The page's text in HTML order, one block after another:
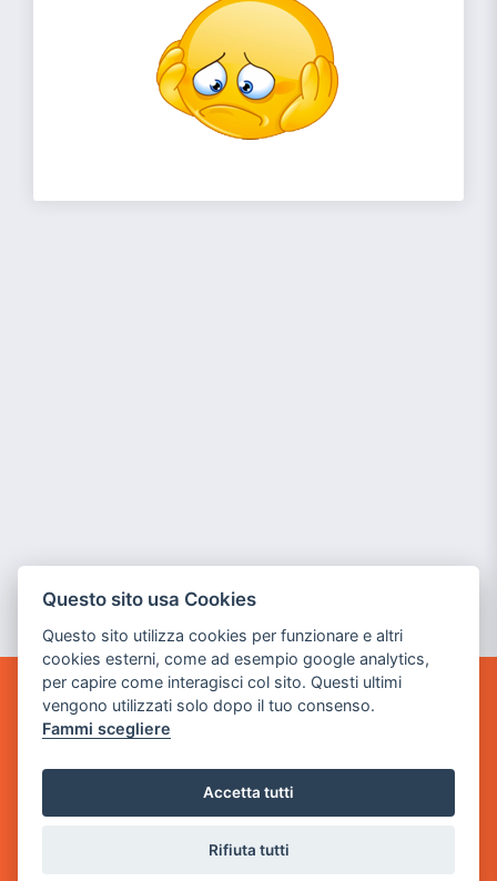
GAME WARP
BY POWER GAME SRL
via Villaggio dei Platani, 3
Questo sito usa Cookies
Questo sito utilizza cookies per funzionare e altri
cookies esterni, come ad esempio google analytics,
per capire come interagisci col sito. Questi ultimi
vengono utilizzati solo dopo il tuo consenso.
Fammi scegliere
Accetta tutti
Rifiuta tutti